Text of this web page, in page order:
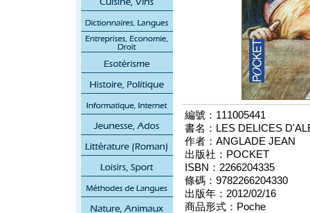
編號：111005441
書名：LES DELICES
作者：ANGLADE JEAN
出版社：POCKET
ISBN：2266204335
條碼：9782266204330
出版年：2012/02/16
商品形式：Poche